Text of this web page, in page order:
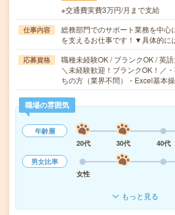
※交通費実費3万円/月まで支給
仕事内容
総務部門でのサポート業務を中心
を支えるお仕事です！▼具体的
応募資格
職種未経験OK / ブランクOK / 英
＼未経験歓迎！ブランクOK！／
ちの方（業界不問）・Excel基本
職場の雰囲気
年齢層
20代
30代 40代
男女比率
女性
もっと見る